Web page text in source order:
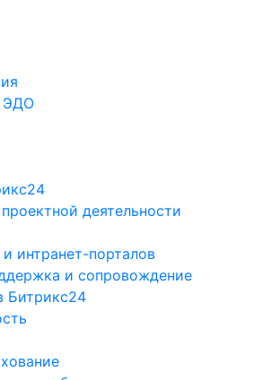
ЭДО
деятельности
интранет-порталов
и сопровождение
Битрикс24